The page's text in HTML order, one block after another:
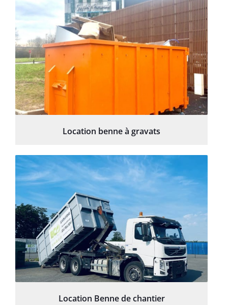
Location benne à gravats
Location Benne de chantier